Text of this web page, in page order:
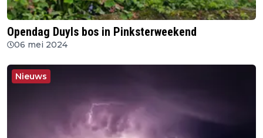
Opendag Duyls bos in Pinksterweekend
06 mei 2024
Nieuws